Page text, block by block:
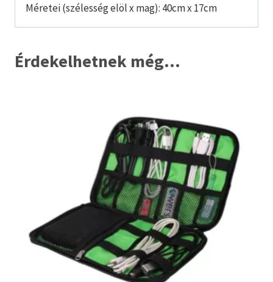
Méretei (szélesség elöl x mag): 40cm x 17cm
Érdekelhetnek még…